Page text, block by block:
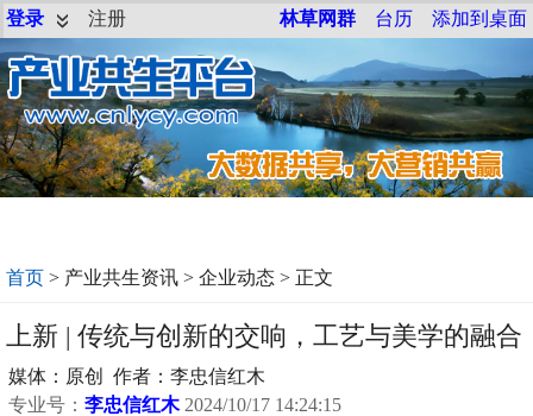
登录 注册 林草网群 台历 添加到桌面
首页 > 产业共生资讯 > 企业动态 > 正文
上新 | 传统与创新的交响，工艺与美学的融合
媒体：原创 作者：李忠信红木
专业号： 李忠信红木 2024/10/17 14:24:15